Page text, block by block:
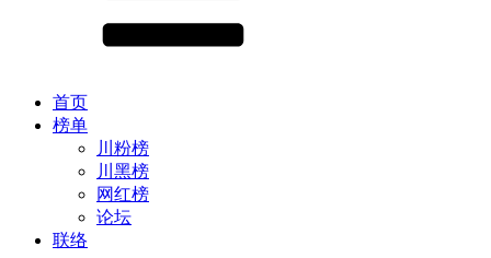
首页
榜单
川粉榜
川黑榜
网红榜
论坛
联络